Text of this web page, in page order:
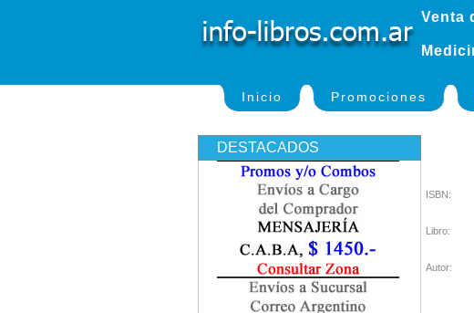
Venta
Inicio Promociones
DESTACADOS
ISBN:
Libro:
Autor: